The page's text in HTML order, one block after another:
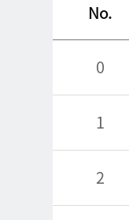
No.
0
1
2